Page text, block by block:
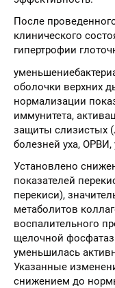
После
клинического
гипертрофии
оболочки верхних
нормализации
иммунитета,
защиты слизистых
болезней уха,
Установлено
показателей
перекиси),
метаболитов
воспалительного
щелочной
уменьшилась
Указанные
снижением до